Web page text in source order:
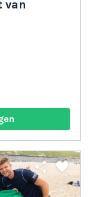
van
share favorite